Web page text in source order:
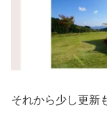
それから少し更新